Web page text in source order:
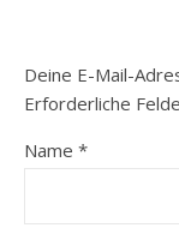
Deine E-Mail-
Erforderliche
Name *